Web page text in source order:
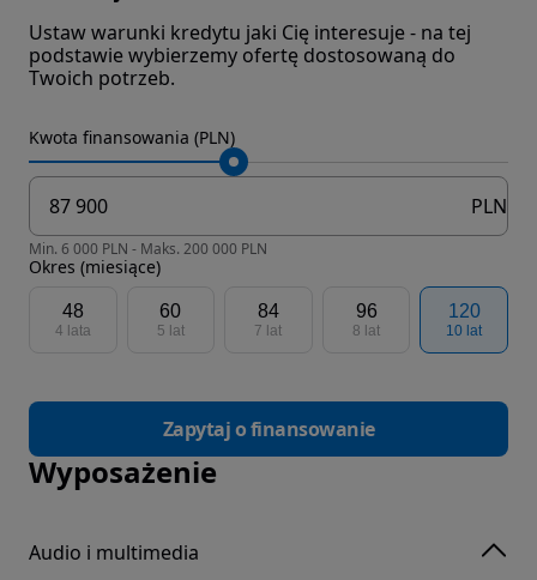
Ustaw warunki kredytu jaki Cię interesuje - na tej
podstawie wybierzemy ofertę dostosowaną do
Twoich potrzeb.
Kwota finansowania (PLN)
PLN
Min. 6 000 PLN - Maks. 200 000 PLN
Okres (miesiące)
48
4 lata
60
5 lat
84
7 lat
96
8 lat
120
10 lat
Zapytaj o finansowanie
Wyposażenie
Audio i multimedia